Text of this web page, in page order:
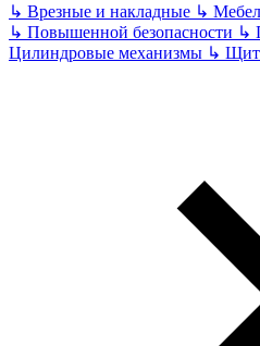
↳ Врезные и накладные ↳
↳ Повышенной безопасности ↳
Цилиндровые механизмы ↳